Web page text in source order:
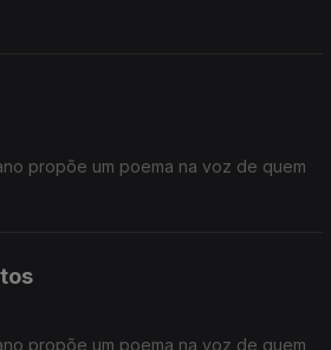
propõe um poema na voz de quem
propõe um poema na voz de quem